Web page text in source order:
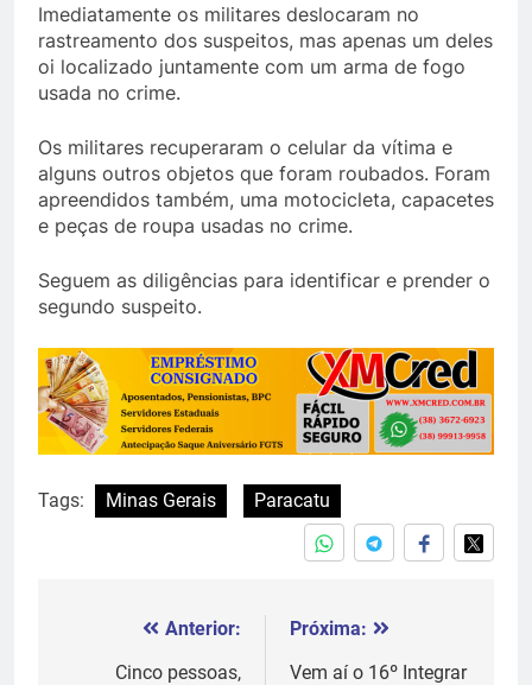
Imediatamente os militares deslocaram no
rastreamento dos suspeitos, mas apenas um deles
oi localizado juntamente com um arma de fogo
usada no crime.
Os militares recuperaram o celular da vítima e
alguns outros objetos que foram roubados. Foram
apreendidos também, uma motocicleta, capacetes
e peças de roupa usadas no crime.
Seguem as diligências para identificar e prender o
segundo suspeito.
Tags: Minas Gerais Paracatu
Navegação
Anterior:
Cinco pessoas,
Próxima:
Vem aí o 16º Integrar